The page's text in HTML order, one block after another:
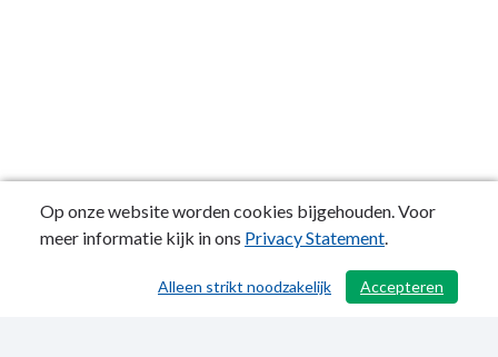
/ 663
Op onze website worden cookies bijgehouden. Voor
meer informatie kijk in ons Privacy Statement.
Accepteren
Alleen strikt noodzakelijk